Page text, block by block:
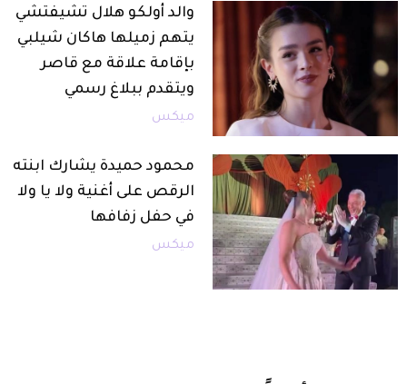
والد أولكو هلال تشيفتشي
يتهم زميلها هاكان شيلبي
بإقامة علاقة مع قاصر
ويتقدم ببلاغ رسمي
ميكس
محمود حميدة يشارك ابنته
الرقص على أغنية ولا يا ولا
في حفل زفافها
ميكس